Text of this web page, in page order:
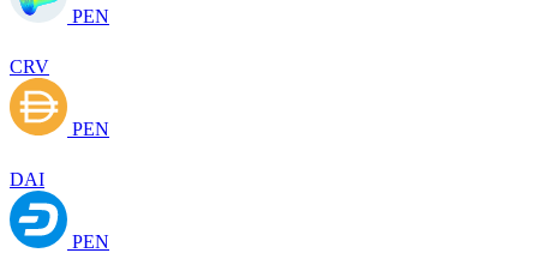
PEN
CRV
PEN
DAI
PEN